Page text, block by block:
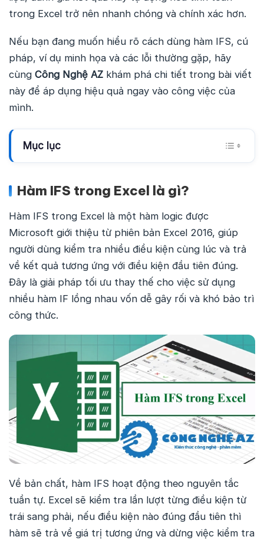
trong Excel trở nên nhanh chóng và chính xác hơn.
Nếu bạn đang muốn hiểu rõ cách dùng hàm IFS, cú
pháp, ví dụ minh họa và các lỗi thường gặp, hãy
cùng Công Nghệ AZ khám phá chi tiết trong bài viết
này để áp dụng hiệu quả ngay vào công việc của
mình.
Mục lục
Hàm IFS trong Excel là gì?
Hàm IFS trong Excel là một hàm logic được
Microsoft giới thiệu từ phiên bản Excel 2016, giúp
người dùng kiểm tra nhiều điều kiện cùng lúc và trả
về kết quả tương ứng với điều kiện đầu tiên đúng.
Đây là giải pháp tối ưu thay thế cho việc sử dụng
nhiều hàm IF lồng nhau vốn dễ gây rối và khó bảo trì
công thức.
Về bản chất, hàm IFS hoạt động theo nguyên tắc
tuần tự. Excel sẽ kiểm tra lần lượt từng điều kiện từ
trái sang phải, nếu điều kiện nào đúng đầu tiên thì
hàm sẽ trả về giá trị tương ứng và dừng việc kiểm tra